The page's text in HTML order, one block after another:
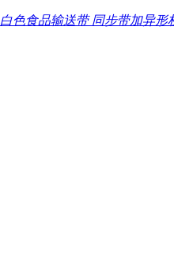
白色食品输送带 同步带加异形